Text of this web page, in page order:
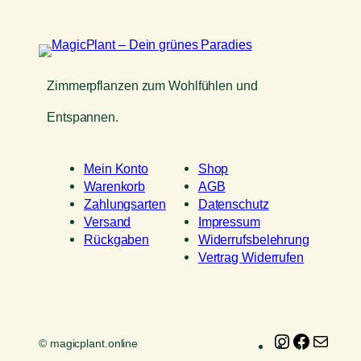
Zimmerpflanzen zum Wohlfühlen und
Entspannen.
Mein Konto
Warenkorb
Zahlungsarten
Versand
Rückgaben
Shop
AGB
Datenschutz
Impressum
Widerrufsbelehrung
Vertrag Widerrufen
© magicplant.online Instagram